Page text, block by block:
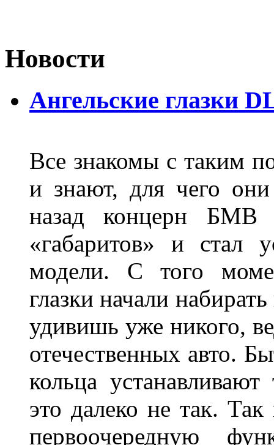
Новости
Ангельские глазки
Все знакомы с таким
и знают, для чего
назад концерн БМВ
«габаритов» и стал
модели. С того
глазки начали
удивишь уже никого,
отечественных авто.
кольца
это далеко не так. Так
первоочередную